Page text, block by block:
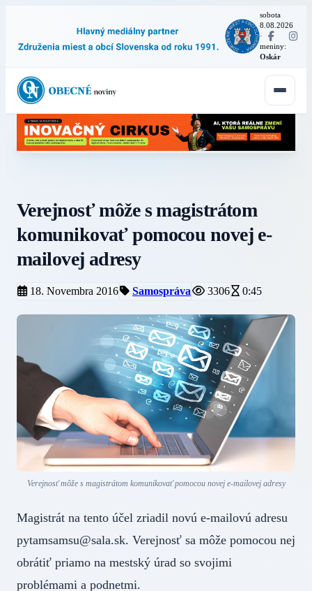
sobota
8.08.2026
·
meniny:
Oskár
Verejnosť môže s magistrátom
komunikovať pomocou novej e-
mailovej adresy
18. Novembra 2016 Samospráva 3306 0:45
Verejnosť môže s magistrátom komunikovať pomocou novej e-mailovej adresy
Magistrát na tento účel zriadil novú e-mailovú adresu
pytamsamsu@sala.sk. Verejnosť sa môže pomocou nej
obrátiť priamo na mestský úrad so svojimi
problémami a podnetmi.